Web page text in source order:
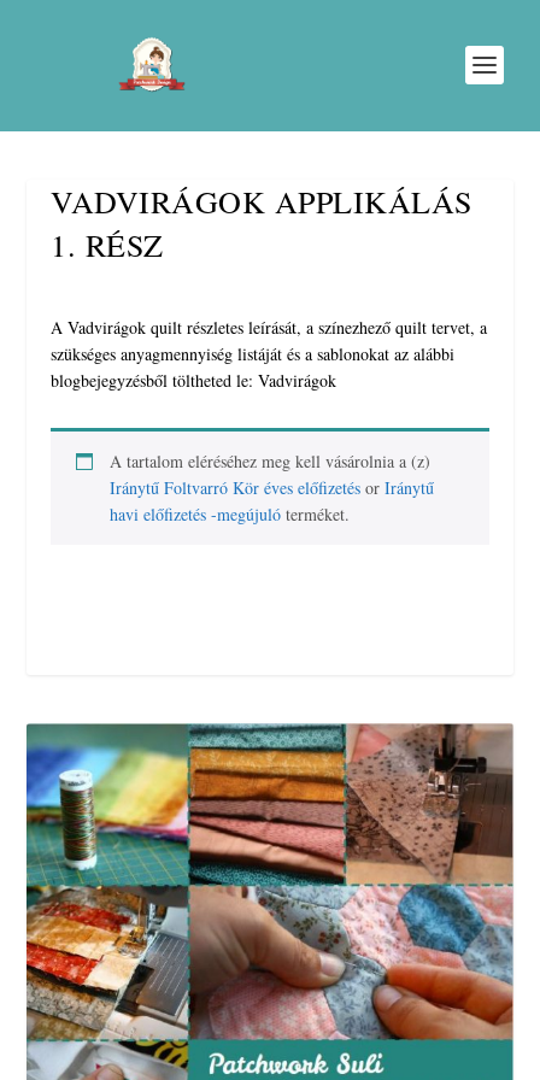
VADVIRÁGOK APPLIKÁLÁS
1. RÉSZ
A Vadvirágok quilt részletes leírását, a színezhező quilt tervet, a
szükséges anyagmennyiség listáját és a sablonokat az alábbi
blogbejegyzésből töltheted le: Vadvirágok
A tartalom eléréséhez meg kell vásárolnia a (z)
Iránytű Foltvarró Kör éves előfizetés orIránytű
havi előfizetés -megújuló terméket.